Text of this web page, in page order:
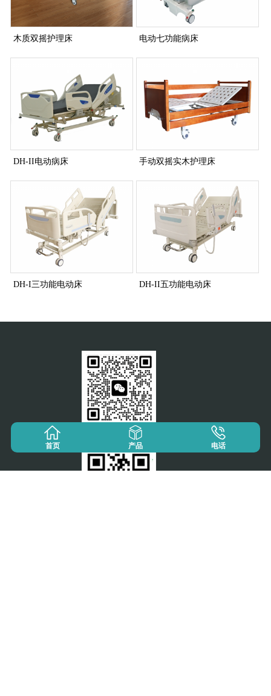
木质双摇护理床
DH-II电动病床
DH-I三功能电动床
电动七功能病床
手动双摇实木护理床
DH-II五功能电动床
首页 产品 电话